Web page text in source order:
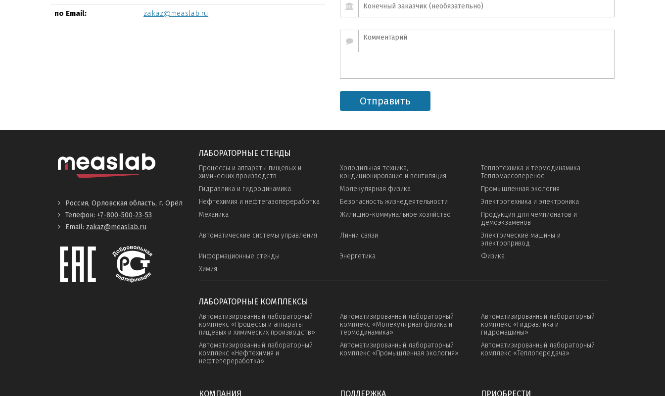
по Email: zakaz@measlab.ru
Отправить
Россия, Орловская область, г. Орёл
Телефон: +7-800-500-23-53
Email: zakaz@measlab.ru
ЛАБОРАТОРНЫЕ СТЕНДЫ
Процессы и аппараты пищевых и
химических производств
Холодильная техника,
кондиционирование и вентиляция
Теплотехника и термодинамика.
Тепломассоперенос
Гидравлика и гидродинамика
Молекулярная физика
Промышленная экология
Нефтехимия и нефтегазопереработка
Безопасность жизнедеятельности
Электротехника и электроника
Механика
Жилищно-коммунальное хозяйство
Продукция для чемпионатов и
демоэкзаменов
Автоматические системы управления
Линии связи
Электрические машины и
электропривод
Информационные стенды
Энергетика
Физика
Химия
ЛАБОРАТОРНЫЕ КОМПЛЕКСЫ
Автоматизированный лабораторный
комплекс «Процессы и аппараты
пищевых и химических производств»
Автоматизированный лабораторный
комплекс «Молекулярная физика и
термодинамика»
Автоматизированный лабораторный
комплекс «Гидравлика и
гидромашины»
Автоматизированный лабораторный
комплекс «Нефтехимия и
нефтепереработка»
Автоматизированный лабораторный
комплекс «Промышленная экология»
Автоматизированный лабораторный
комплекс «Теплопередача»
КОМПАНИЯ ПОДДЕРЖКА ПРИОБРЕСТИ